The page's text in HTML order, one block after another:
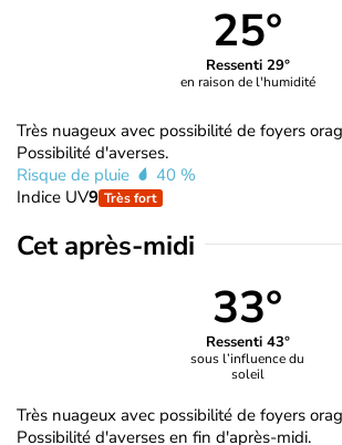
25°
Ressenti 29°
en raison de l'humidité
Très nuageux avec possibilité de foyers
Possibilité d'averses.
Risque de pluie
40 %
Indice UV9 Très fort
Cet après-midi
33°
Ressenti 43°
sous l’influence du
soleil
Très nuageux avec possibilité de foyers
Possibilité d'averses en fin d'après-midi.